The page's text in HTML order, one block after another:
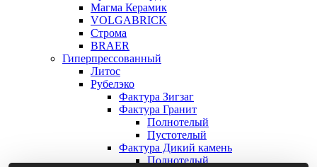
Магма Керамик
VOLGABRICK
Строма
BRAER
Гиперпрессованный
Литос
Рубелэко
Фактура Зигзаг
Фактура Гранит
Полнотелый
Пустотелый
Фактура Дикий камень
Полнотелый